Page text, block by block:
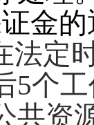
金
法定
5个
共资